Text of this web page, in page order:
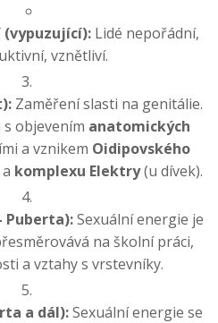
Lidé nepořádní,
vznětliví.
Zaměření slasti na genitálie.
objevením anatomických
a vznikem Oidipovského
komplexu Elektry(u dívek).
Puberta):Sexuální energie je
na školní práci,
a vztahy s vrstevníky.
a dál):Sexuální energie se